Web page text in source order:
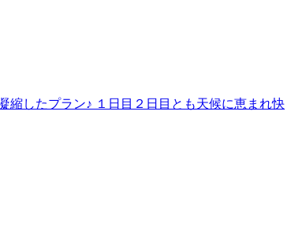
縮したプラン♪ １日目２日目とも天候に恵まれ快